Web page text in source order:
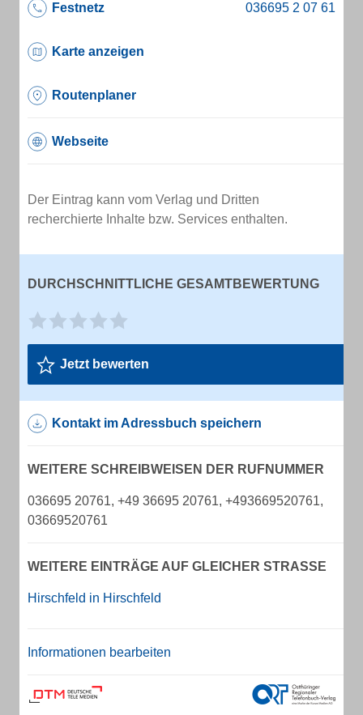
Festnetz
Karte anzeigen
Routenplaner
Webseite
Der Eintrag kann vom Verlag und Dritten
recherchierte Inhalte bzw. Services enthalten.
DURCHSCHNITTLICHE GESAMTBEWERTUNG
Jetzt bewerten
Kontakt im Adressbuch speichern
WEITERE SCHREIBWEISEN DER RUFNUMMER
036695 20761, +49 36695 20761, +493669520761,
03669520761
WEITERE EINTRÄGE AUF GLEICHER STRASSE
Hirschfeld in Hirschfeld
Informationen bearbeiten